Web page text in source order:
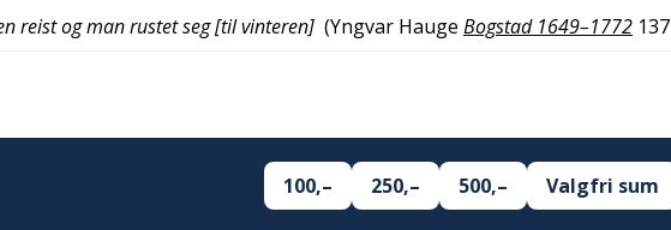
reist og man rustet seg [til vinteren] (Yngvar Hauge Bogstad 1649–1772 137
100,– 250,– 500,– Valgfri sum